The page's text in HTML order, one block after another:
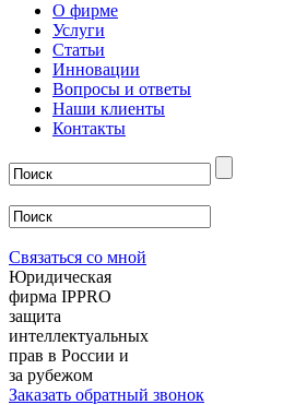
О фирме
Услуги
Статьи
Инновации
Вопросы и ответы
Наши клиенты
Контакты
Связаться со мной
Юридическая
фирма IPPRO
защита
интеллектуальных
прав в России и
за рубежом
Заказать обратный звонок